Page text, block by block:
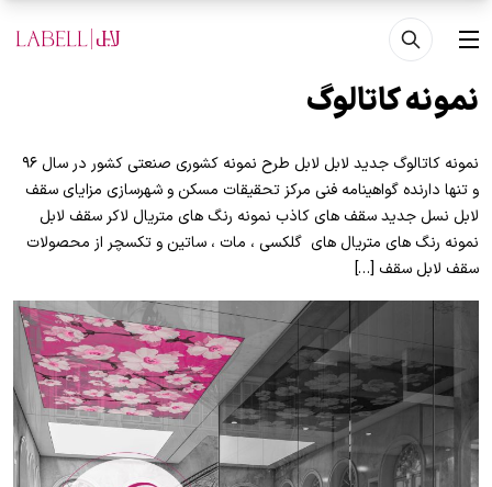
رفتن به محتوای اصلی
منو
نمونه کاتالوگ
نمونه کاتالوگ جدید لابل لابل طرح نمونه کشوری صنعتی کشور در سال ۹۶
و تنها دارنده گواهینامه فنی مرکز تحقیقات مسکن و شهرسازی مزایای سقف
لابل نسل جدید سقف های کاذب نمونه رنگ های متریال لاکر سقف لابل
نمونه رنگ های متریال های گلکسی ، مات ، ساتین و تکسچر از محصولات
سقف لابل سقف […]